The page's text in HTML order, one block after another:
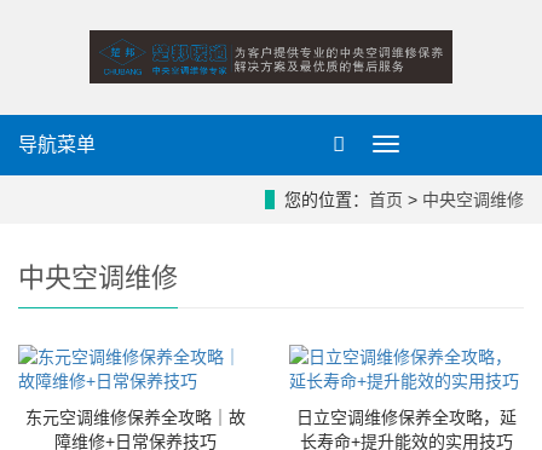
航
菜
导航菜单
您的位置： 首页 > 中央空调维修
中央空调维修
东元空调维修保养全攻略｜故
障维修+日常保养技巧
日立空调维修保养全攻略，延
长寿命+提升能效的实用技巧